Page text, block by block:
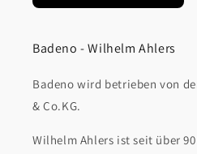
Badeno - Wilhelm Ahlers
Badeno wird betrieben von
& Co.KG.
Wilhelm Ahlers ist seit über